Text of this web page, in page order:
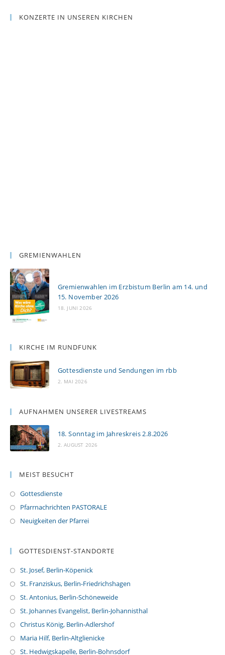
KONZERTE IN UNSEREN KIRCHEN
GREMIENWAHLEN
Gremienwahlen im Erzbistum Berlin am 14. und
15. November 2026
18. JUNI 2026
KIRCHE IM RUNDFUNK
Gottesdienste und Sendungen im rbb
2. MAI 2026
AUFNAHMEN UNSERER LIVESTREAMS
18. Sonntag im Jahreskreis 2.8.2026
2. AUGUST 2026
MEIST BESUCHT
Gottesdienste
Pfarrnachrichten PASTORALE
Neuigkeiten der Pfarrei
GOTTESDIENST-STANDORTE
St. Josef, Berlin-Köpenick
St. Franziskus, Berlin-Friedrichshagen
St. Antonius, Berlin-Schöneweide
St. Johannes Evangelist, Berlin-Johannisthal
Christus König, Berlin-Adlershof
Maria Hilf, Berlin-Altglienicke
St. Hedwigskapelle, Berlin-Bohnsdorf